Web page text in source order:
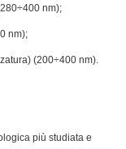
nm);
nm);
(200÷400 nm).
più studiata e